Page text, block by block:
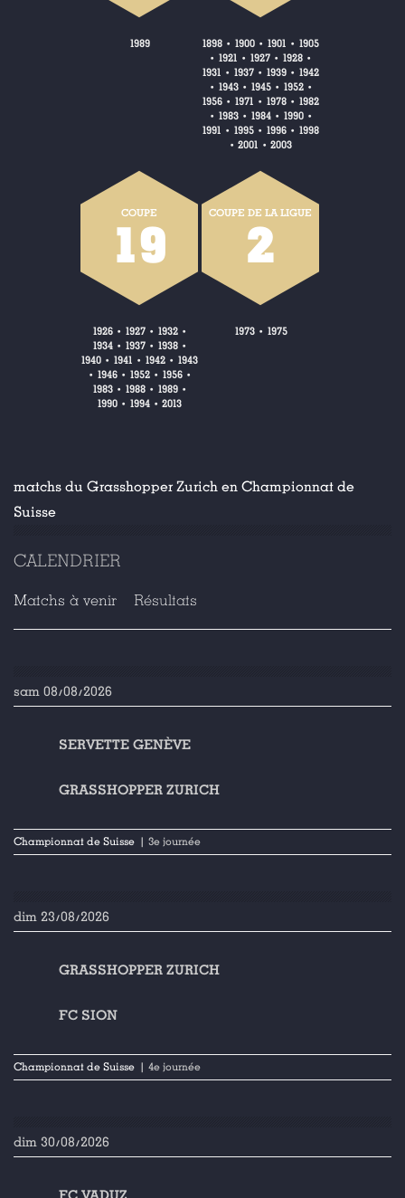
1989 1898 • 1900 • 1901 • 1905
• 1921 • 1927 • 1928 •
1931 • 1937 • 1939 • 1942
• 1943• 1945• 1952•
1956 • 1971 • 1978 • 1982
• 1983• 1984• 1990•
1991 • 1995 • 1996 • 1998
• 2001 • 2003
COUPE
19
1926• 1927• 1932•
1934• 1937• 1938•
1940 • 1941 • 1942 • 1943
• 1946• 1952• 1956•
1983• 1988• 1989•
1990 • 1994 • 2013
COUPE DE LA LIGUE
2
1973• 1975
matchs du Grasshopper Zurich en Championnat de
Suisse
CALENDRIER
Matchs à venir Résultats
sam 08/08/2026
SERVETTE GENÈVE
GRASSHOPPER ZURICH
Championnat de Suisse | 3e journée
dim 23/08/2026
GRASSHOPPER ZURICH
FC SION
Championnat de Suisse | 4e journée
dim 30/08/2026